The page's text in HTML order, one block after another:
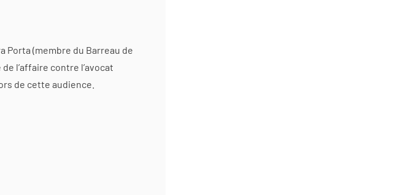
Porta (membre du Barreau de
l’affaire contre l’avocat
de cette audience.